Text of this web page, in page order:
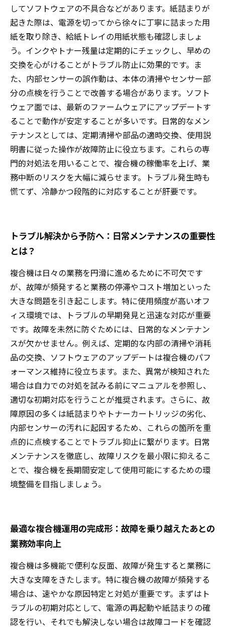
してソフトウェアの不具合などがあります。紙詰まりが
起きた際は、電源を切ってから徐々に丁寧に詰まった用
紙を取り除き、給紙トレイの用紙状態も確認しましょ
う。インクやトナー残量は定期的にチェックし、早めの
交換を心がけることがトラブル防止に効果的です。ま
た、内部センサーの誤作動は、本体の清掃やセンサー部
分の点検を行うことで改善する場合があります。ソフト
ウェア面では、最新のファームウェアにアップデートす
ることで動作が安定することが多いです。日常的なメン
テナンスとしては、定期清掃や部品の適時交換、使用説
明書に従った操作が故障防止に役立ちます。これらの専
門的対処法を用いることで、複合機の稼働率を上げ、業
務中断のリスクを大幅に減らせます。トラブル発生時も
慌てず、冷静かつ段階的に対応することが肝要です。
トラブル解決から予防へ：日常メンテナンスの重要性
とは？
複合機は日々の業務を円滑に進めるために不可欠です
が、故障が頻発すると業務の停滞やコスト増加といった
大きな問題を引き起こします。特に使用頻度が高いオフ
ィス環境では、トラブルの早期発見と迅速な対応が重要
です。故障を未然に防ぐためには、日常的なメンテナン
スが欠かせません。例えば、定期的な内部の清掃や消耗
品の交換、ソフトウェアのアップデートは複合機のパフ
ォーマンス維持に役立ちます。また、異常が検知された
場合は自力での対処を試みる前にマニュアルを参照し、
適切な初期対応を行うことが推奨されます。さらに、故
障原因の多くは紙詰まりやトナーカートリッジの劣化、
内部センサーの汚れに起因するため、これらの箇所を重
点的に点検することでトラブル抑止に繋がります。日常
メンテナンスを徹底し、故障リスクを最小限に抑えるこ
とで、複合機を長期間安定して使用可能にするための環
境整備を目指しましょう。
最適な複合機運用の完成形：故障を乗り越えたあとの
業務効率向上
複合機は多機能で便利な反面、故障が発生すると業務に
大きな支障をきたします。特に複合機の故障が頻発する
場合は、速やかな原因特定と対処が重要です。まずはト
ラブルの初期対応として、電源の再起動や紙詰まりの確
認を行い、それでも解決しない場合は故障コードを確認